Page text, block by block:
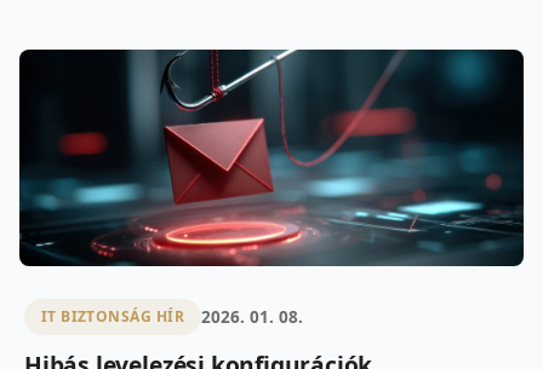
IT BIZTONSÁG HÍR 2026. 01. 08.